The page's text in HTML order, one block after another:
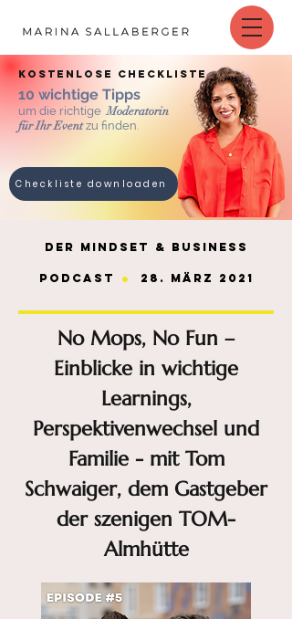
kostenlose checkliste
10 wichtige Tipps
um die richtigeModeratorin
für Ihr Eventzu finden.
Checkliste downloaden
Der MINDset & BUSINESS
Podcast . 28. März 2021
No Mops, No Fun –
Einblicke in wichtige
Learnings,
Perspektivenwechsel und
Familie - mit Tom
Schwaiger, dem Gastgeber
der szenigen TOM-
Almhütte